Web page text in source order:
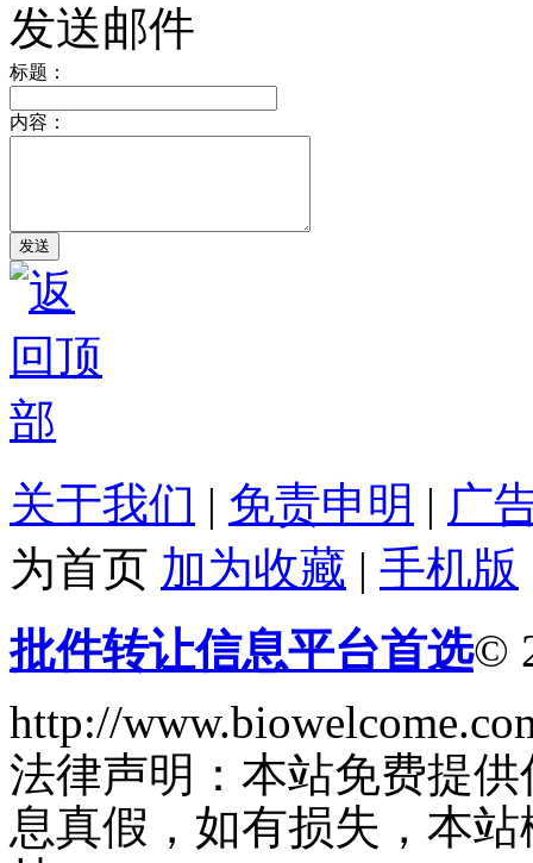
发送邮件
标题：
内容：
关于我们 | 免责申明 | 广
为首页 加为收藏 | 手机版
批件转让信息平台首选©
http://
法律声明：本站免费提
息真假，如有损失，本